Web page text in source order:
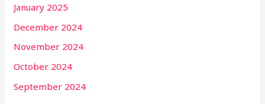
January 2025
December 2024
November 2024
October 2024
September 2024